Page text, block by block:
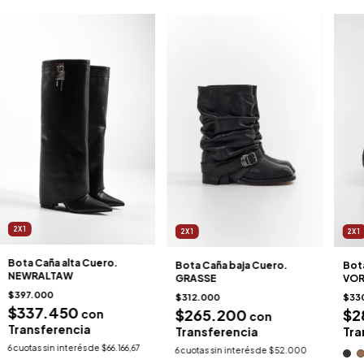
2X1
Bota Caña alta Cuero.
NEWRALTAW
$397.000
$337.450 con
Transferencia
6cuotas sin interés de $66.166,67
2X1
Bota Caña baja Cuero.
GRASSE
$312.000
$265.200 con
Transferencia
6cuotas sin interés de $52.000
2X1